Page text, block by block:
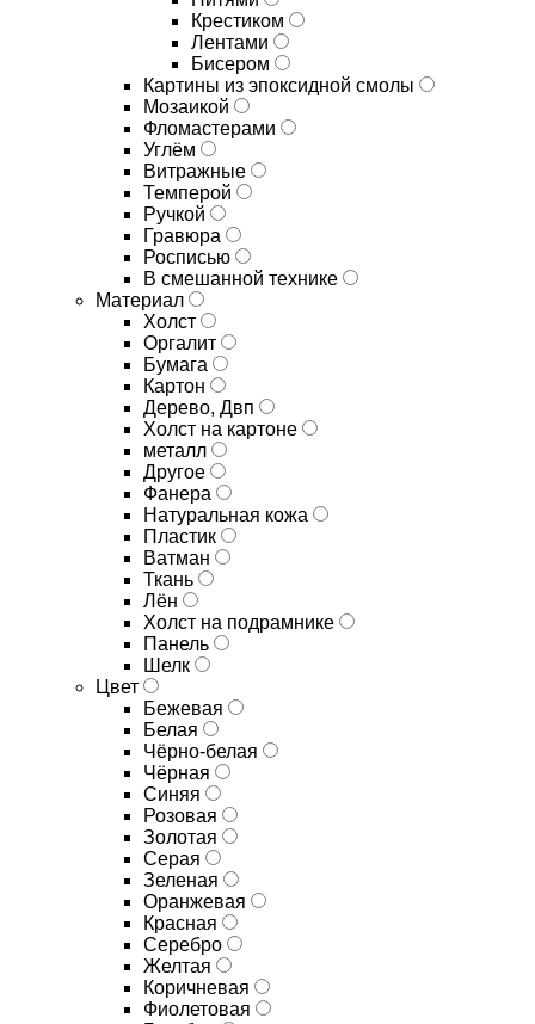
Крестиком
Лентами
Бисером
Картины из эпоксидной смолы
Мозаикой
Фломастерами
Углём
Витражные
Темперой
Ручкой
Гравюра
Росписью
В смешанной технике
Материал
Холст
Оргалит
Бумага
Картон
Дерево, Двп
Холст на картоне
металл
Другое
Фанера
Натуральная кожа
Пластик
Ватман
Ткань
Лён
Холст на подрамнике
Панель
Шелк
Цвет
Бежевая
Белая
Чёрно-белая
Чёрная
Синяя
Розовая
Золотая
Серая
Зеленая
Оранжевая
Красная
Серебро
Желтая
Коричневая
Фиолетовая